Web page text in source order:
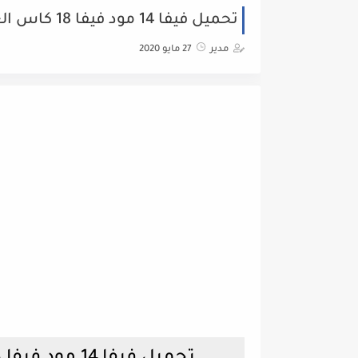
تحميل فيفا 14 مود فيفا 18 كاس العالم روسيا 2018 للاندرويد
مدير 27 مايو 2020